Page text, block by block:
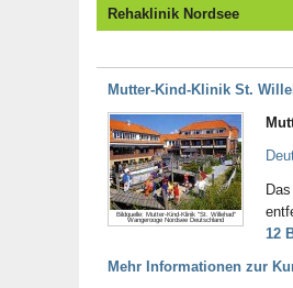
Rehaklinik Nordsee
Mutter-Kind-Klinik St.
Bildquelle: Mutter-Kind-Klinik "St. Willehad"
Wangerooge Nordsee Deutschland
12
Mehr Informationen zur